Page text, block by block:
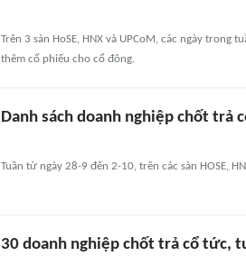
Trên 3 sàn HoSE, HNX và UPCoM, các ngày
thêm cổ phiếu cho cổ đông.
Danh sách doanh nghiệp chốt trả
Tuần từ ngày 28-9 đến 2-10, trên các sàn HOSE,
30 doanh nghiệp chốt trả cổ tức,